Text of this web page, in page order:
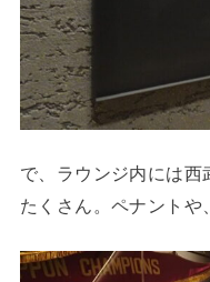
で、ラウンジ内には
たくさん。ペナントや、